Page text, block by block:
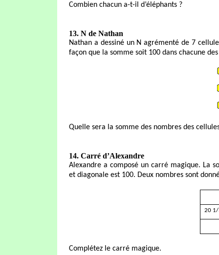
Combien chacun a-t-il d’éléphants ?
13. N de Nathan
Nathan a dessiné un N agrémenté de 7
façon que la somme soit 100 dans chacune
Quelle sera la somme des nombres des
14. Carré d’Alexandre
Alexandre a composé un carré magique. La
et diagonale est 100. Deux nombres sont
20
Complétez le carré magique.